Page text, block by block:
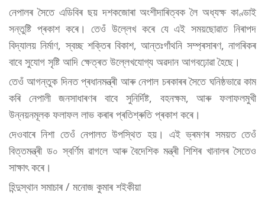
নেপালৰ সৈতে এডিবিৰ ছয় দশকজোৰা অংশীদাৰিত্বক লৈ অধ্যক্ষ কাণ্ডাই
সন্তুষ্টি প্ৰকাশ কৰে। তেওঁ উল্লেখ কৰে যে এই সময়ছোৱাত নিৰাপদ
বিদ্যালয় নিৰ্মাণ, স্বচ্ছ শক্তিৰ বিকাশ, আন্তঃগাঁথনি সম্প্ৰসাৰণ, নাগৰিকৰ
বাবে সুযোগ সৃষ্টি আদি ক্ষেত্ৰত উল্লেখযোগ্য অৱদান আগবঢ়োৱা হৈছে।
তেওঁ আগন্তুক দিনত প্ৰধানমন্ত্ৰী আৰু নেপাল চৰকাৰৰ সৈতে ঘনিষ্ঠভাৱে কাম
কৰি নেপালী জনসাধাৰণৰ বাবে সুনিৰ্দিষ্ট, বহনক্ষম, আৰু ফলাফলমুখী
উন্নয়নমূলক ফলাফল লাভ কৰাৰ প্ৰতিশ্ৰুতি প্ৰকাশ কৰে।
দেওবাৰে নিশা তেওঁ নেপালত উপস্থিত হয়। এই ভ্ৰমণৰ সময়ত তেওঁ
বিত্তমন্ত্ৰী ড০ স্বৰ্ণিম ৱাগলে আৰু বৈদেশিক মন্ত্ৰী শিশিৰ খানালৰ সৈতেও
সাক্ষাৎ কৰে।
হিন্দুস্থান সমাচাৰ / মনোজ কুমাৰ শইকীয়া